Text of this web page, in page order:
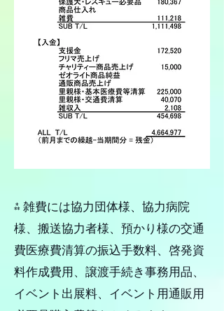
⁂ 雑費には協力団体様、協力病院
様、搬送協力者様、預かり様の交通
費医療費清算の振込手数料、啓発資
料作成費用、譲渡手続き事務用品、
イベント出展料、イベント用通販用